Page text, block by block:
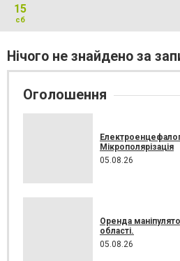
15
сб
Нічого не знайдено за
Оголошення
Мікрополярізація
05.08.26
Оренда
області.
05.08.26